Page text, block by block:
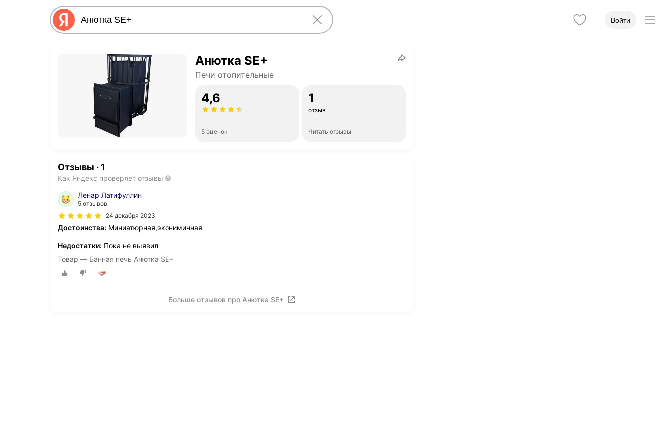
Войти
Анютка SE+
Печи отопительные
4,6
5 оценок
1
отзыв
Читать отзывы
Отзывы · 1
Как Яндекс проверяет отзывы
Ленар Латифуллин
5 отзывов
24 декабря 2023
Достоинства: Миниатюрная,эконимичная
Недостатки: Пока не выявил
Товар — Банная печь Анютка SE+
Больше отзывов про Анютка SE+